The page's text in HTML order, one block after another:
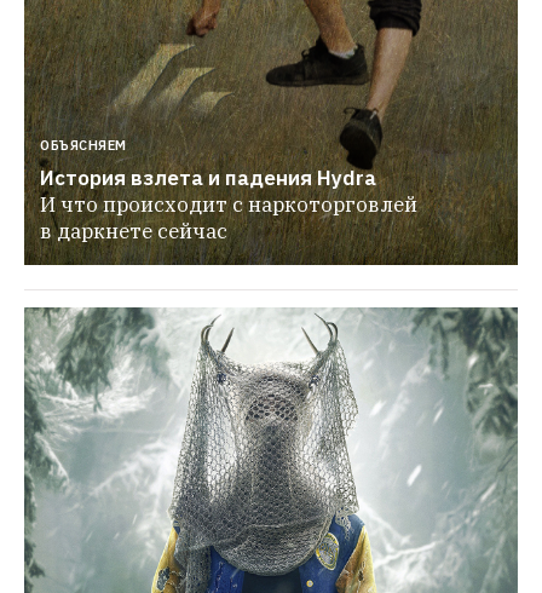
ОБЪЯСНЯЕМ
История взлета и падения Hydra
И что происходит с наркоторговлей
в даркнете сейчас